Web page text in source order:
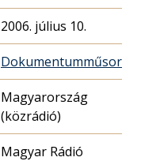
2006. július 10.
Dokumentumműsor
Magyarország
(közrádió)
Magyar Rádió